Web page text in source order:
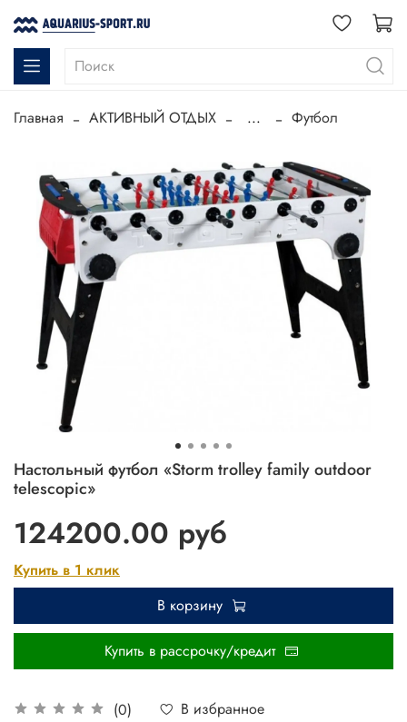
Главная АКТИВНЫЙ ОТДЫХ ... Футбол
Настольный футбол «Storm trolley family outdoor
telescopic»
(0)
В избранное
124200.00 руб
Купить в 1 клик
В корзину
Купить в рассрочку/кредит